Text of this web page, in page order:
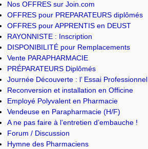
Nos OFFRES sur Join.com
OFFRES pour PREPARATEURS diplômés
OFFRES pour APPRENTIS en DEUST
RAYONNISTE : Inscription
DISPONIBILITÉ pour Remplacements
Vente PARAPHARMACIE
PRÉPARATEURS Diplômés
Journée Découverte : l’ Essai Professionnel
Reconversion et installation en Officine
Employé Polyvalent en Pharmacie
Vendeuse en Parapharmacie (H/F)
A ne pas faire à l’entretien d’embauche !
Forum / Discussion
Hymne des Pharmaciens